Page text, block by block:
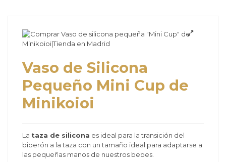
Vaso de Silicona
Pequeño Mini Cup de
Minikoioi
La taza de silicona es ideal para la transición del
biberón a la taza con un tamaño ideal para adaptarse a
las pequeñas manos de nuestros bebes.